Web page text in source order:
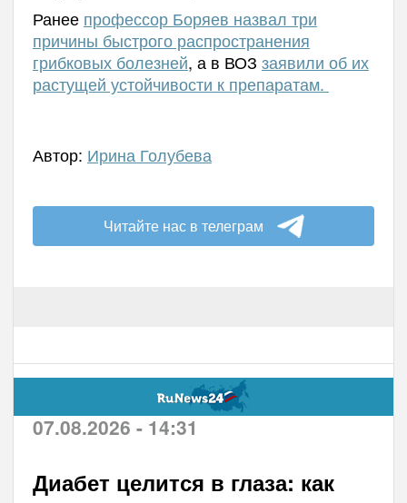
Ранее профессор Боряев назвал три
причины быстрого распространения
грибковых болезней, а в ВОЗ заявили об их
растущей устойчивости к препаратам.
Автор: Ирина Голубева
Читайте нас в телеграм
07.08.2026 - 14:31
Диабет целится в глаза: как